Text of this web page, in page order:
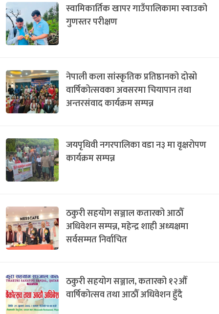
स्वामिकार्तिक खापर गाउँपालिकामा स्याउको
गुणस्तर परीक्षण
नेपाली कला सांस्कृतिक प्रतिष्ठानको दोस्रो
वार्षिकोत्सवका अवसरमा चियापान तथा
अन्तरसंवाद कार्यक्रम सम्पन्न
जयपृथिवी नगरपालिका वडा न३ मा वृक्षरोपण
कार्यक्रम सम्पन्न
ठकुरी सहयोग सञ्जाल कतारको आठौँ
अधिवेशन सम्पन्न, महेन्द्र शाही अध्यक्षमा
सर्वसम्मत निर्वाचित
ठकुरी सहयोग सञ्जाल, कतारको १२औँ
वार्षिकोत्सव तथा आठौँ अधिवेशन हुँदै